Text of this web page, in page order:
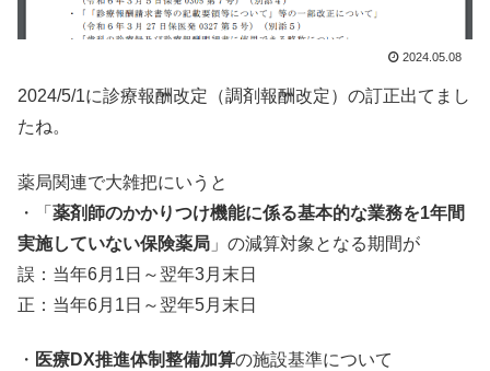
2024.05.08
2024/5/1に診療報酬改定（調剤報酬改定）の訂正出てまし
たね。
薬局関連で大雑把にいうと
・「 薬剤師のかかりつけ機能に係る基本的な業務を1年間
実施していない保険薬局 」の減算対象となる期間が
誤：当年6月1日～翌年3月末日
正：当年6月1日～翌年5月末日
・ 医療DX推進体制整備加算の施設基準について